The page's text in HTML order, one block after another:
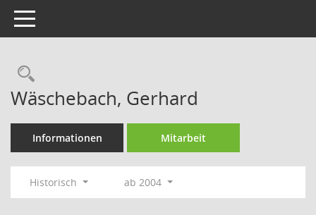
Toggle navigation
Rechercheauswahl
Wäschebach, Gerhard
Informationen Mitarbeit
Historisch ab 2004